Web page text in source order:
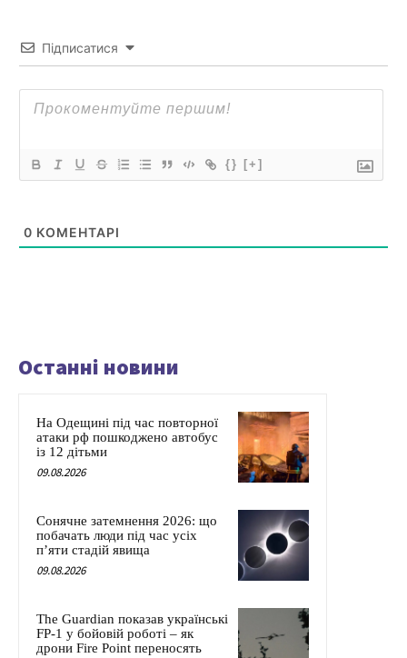
Підписатися
{} [+]
0 КОМЕНТАРІ
Останні новини
На Одещині під час повторної
атаки рф пошкоджено автобус
із 12 дітьми
09.08.2026
Сонячне затемнення 2026: що
побачать люди під час усіх
п’яти стадій явища
09.08.2026
The Guardian показав українські
FP-1 у бойовій роботі – як
дрони Fire Point переносять